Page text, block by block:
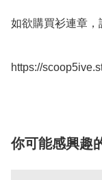
如欲購買衫連章，
https://
你可能感興趣